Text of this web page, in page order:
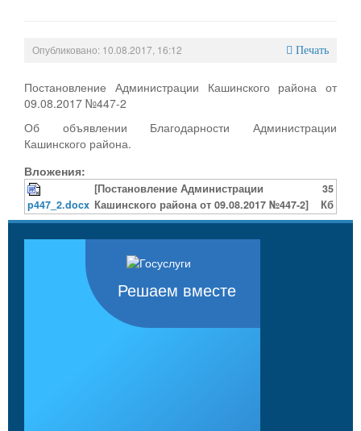
Опубликовано: 10.08.2017, 16:12 Печать
Постановление Администрации Кашинского района от
09.08.2017 №447-2
Об объявлении Благодарности Администрации
Кашинского района.
Вложения:
p447_2.docx
[Постановление Администрации
Кашинского района от 09.08.2017 №447-2]
35
Кб
Решаем вместе